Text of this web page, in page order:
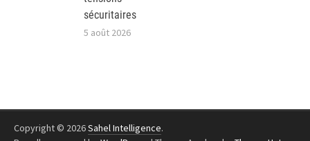
sécuritaires
5 août 2026
Copyright © 2026Sahel Intelligence.